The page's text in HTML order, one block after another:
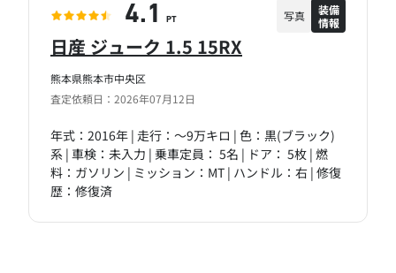
熊本県熊本市中央区
査定依頼日：2026年07月12日
日産 ジューク 1.5 15RX
年式：2016年 | 走行：～9万キロ | 色：黒(ブラック)
系 | 車検：未入力 | 乗車定員： 5名 | ドア： 5枚 | 燃
料：ガソリン | ミッション：MT | ハンドル：右 | 修復
歴：修復済
4.1 PT 写真
装備
情報